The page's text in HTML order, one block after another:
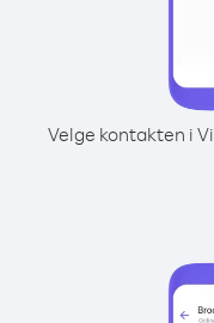
Velge kontakten i